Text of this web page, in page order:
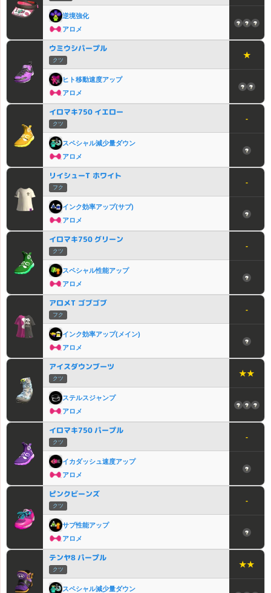
逆境強化
アロメ
ウミウシパープル
クツ
ヒト移動速度アップ
アロメ
★
イロマキ750 イエロー
クツ
スペシャル減少量ダウン
アロメ
-
リイシューT ホワイト
フク
インク効率アップ(サブ)
アロメ
-
イロマキ750 グリーン
クツ
スペシャル性能アップ
アロメ
-
アロメT ゴブゴブ
フク
インク効率アップ(メイン)
アロメ
-
アイスダウンブーツ
クツ
ステルスジャンプ
アロメ
★★
イロマキ750 パープル
クツ
イカダッシュ速度アップ
アロメ
-
ピンクビーンズ
クツ
サブ性能アップ
アロメ
-
テンヤ8 パープル
クツ
スペシャル減少量ダウン
★★